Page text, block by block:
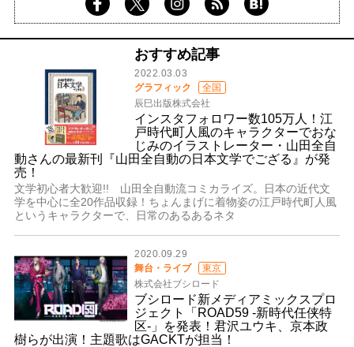
おすすめ記事
2022.03.03
グラフィック
全国
辰巳出版株式会社
インスタフォロワー数105万人！江
戸時代町人風のキャラクターでおな
じみのイラストレーター・山田全自
動さんの最新刊『山田全自動の日本文学でござる』が発
売！
文学初心者大歓迎!! 山田全自動流コミカライズ。日本の近代文
学を中心に全20作品収録！ちょんまげに着物姿の江戸時代町人風
というキャラクターで、日常のあるあるネタ
2020.09.29
舞台・ライブ
東京
株式会社ブシロード
ブシロード新メディアミックスプロ
ジェクト「ROAD59 -新時代任侠特
区-」を発表！君沢ユウキ、京本政
樹らが出演！主題歌はGACKTが担当！